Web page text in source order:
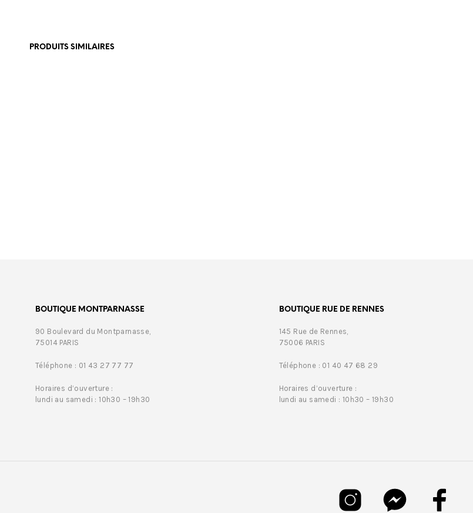
PRODUITS SIMILAIRES
BOUTIQUE MONTPARNASSE
90 Boulevard du Montparnasse,
75014 PARIS
Téléphone : 01 43 27 77 77
Horaires d’ouverture :
lundi au samedi : 10h30 – 19h30
BOUTIQUE RUE DE RENNES
145 Rue de Rennes,
75006 PARIS
Téléphone : 01 40 47 68 29
Horaires d’ouverture :
lundi au samedi : 10h30 – 19h30